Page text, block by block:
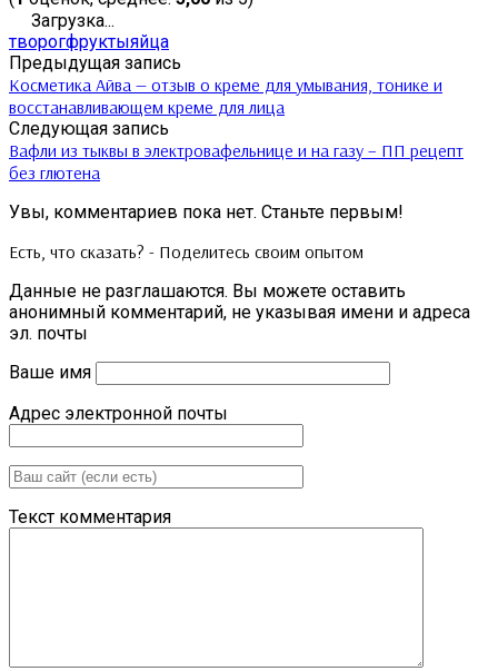
Загрузка...
творогфруктыяйца
Предыдущая запись
Косметика Айва — отзыв о креме для умывания, тонике и
восстанавливающем креме для лица
Следующая запись
Вафли из тыквы в электровафельнице и на газу – ПП рецепт
без глютена
Увы, комментариев пока нет. Станьте первым!
Есть, что сказать? - Поделитесь своим опытом
Данные не разглашаются. Вы можете оставить
анонимный комментарий, не указывая имени и адреса
эл. почты
Ваше имя
Адрес электронной почты
Текст комментария